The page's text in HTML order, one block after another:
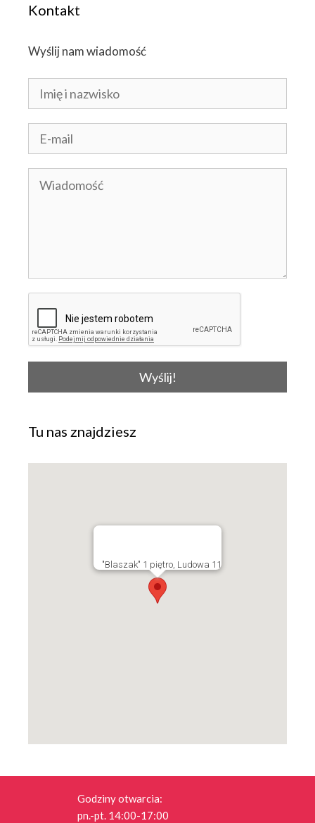
Kontakt
Wyślij nam wiadomość
Wyślij!
Tu nas znajdziesz
"Blaszak" 1 piętro, Ludowa 11
Godziny otwarcia:
pn.-pt. 14:00-17:00